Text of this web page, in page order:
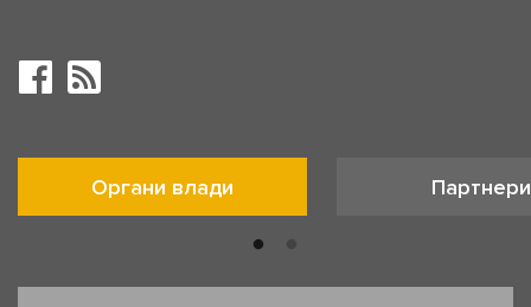
Органи влади Партнери